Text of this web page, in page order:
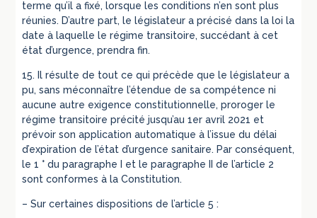
terme qu’il a fixé, lorsque les conditions n’en sont plus
réunies. D’autre part, le législateur a précisé dans la loi la
date à laquelle le régime transitoire, succédant à cet
état d’urgence, prendra fin.
15. Il résulte de tout ce qui précède que le législateur a
pu, sans méconnaître l’étendue de sa compétence ni
aucune autre exigence constitutionnelle, proroger le
régime transitoire précité jusqu’au 1er avril 2021 et
prévoir son application automatique à l’issue du délai
d’expiration de l’état d’urgence sanitaire. Par conséquent,
le 1 ° du paragraphe I et le paragraphe II de l’article 2
sont conformes à la Constitution.
– Sur certaines dispositions de l’article 5 :